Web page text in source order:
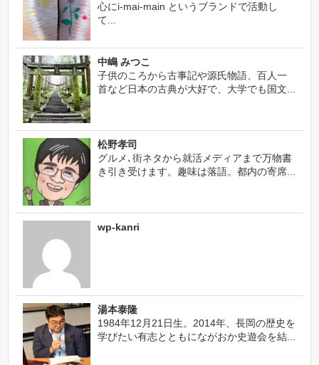
心にi-mai-main というブランドで活動し
て...
中嶋 みつこ
子供のころから古事記や源氏物語、百人一
首など日本の古典が大好で、大学でも国文...
松野孝司
グルメ､街ネタから就活メディアまで万物書
き引き受けます。趣味は落語。都内の寄席...
wp-kanri
湯本泰隆
1984年12月21日生。2014年、長岡の歴史を
学びたい有志とともにながおか史遊会を結...